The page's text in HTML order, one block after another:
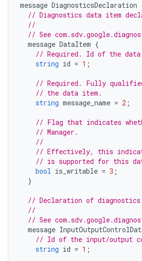
message DiagnosticsDeclaration
// Diagnostics data item
//
// See
message DataItem {
// Required. Id of the
string id = 1 ;
// Required. Fully
// the data item.
string message_name = 2 ;
// Flag that indicates
// Manager.
//
// Effectively, this
// is supported for this
bool is_writable = 3 ;
}
// Declaration of
//
// See
message
// Id of the input/output
string id = 1 ;